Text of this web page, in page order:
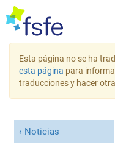
Esta página no se ha
esta página para
traducciones y hacer
Noticias